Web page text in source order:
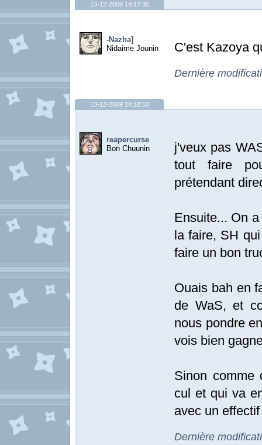
13-12-2009 14:17:35
-Nazha]
Nidaime Jounin
C'est Kazoya
Dernière
13-12-2009 14:18:10
reapercurse
Bon Chuunin
j'veux pas
tout faire
prétendant
Ensuite... On
la faire, SH
faire un bon
Ouais bah en
de WaS, et
nous pondre
vois bien
Sinon comme
cul et qui va
avec un
Dernière